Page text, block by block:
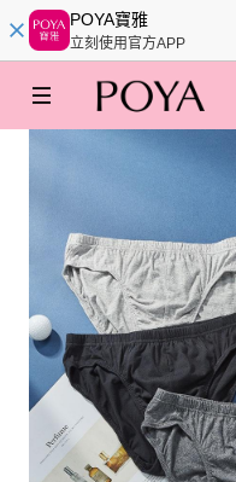
POYA寶雅
立刻使用官方APP